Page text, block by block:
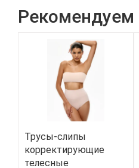
Рекомендуем
Трусы-слипы
корректирующие
телесные